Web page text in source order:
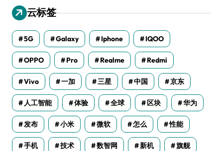
云标签
5G Galaxy Iphone IQOO
OPPO Pro Realme Redmi
Vivo 一加 三星 中国 京东
人工智能 体验 全球 区块 华为
发布 小米 微软 怎么 性能
手机 技术 数智网 新机 旗舰